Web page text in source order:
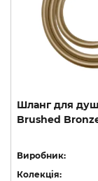
Шланг для
Brushed
Виробник:
Колекція: